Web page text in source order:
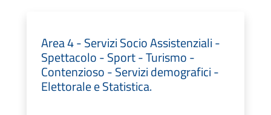
Area 4 - Servizi Socio Assistenziali -
Spettacolo - Sport - Turismo -
Contenzioso - Servizi demografici -
Elettorale e Statistica.